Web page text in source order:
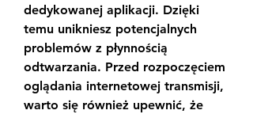
dedykowanej aplikacji. Dzięki
temu unikniesz potencjalnych
problemów z płynnością
odtwarzania. Przed rozpoczęciem
oglądania internetowej transmisji,
warto się również upewnić, że